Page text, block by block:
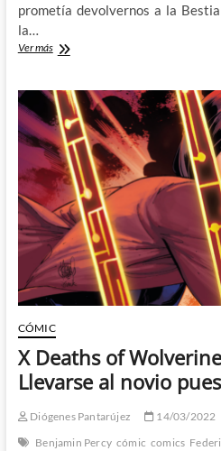
prometía devolvernos a la
la…
Ver másUn
y
apresurado
para
¿El
regreso
de
la
Bestia
clásica?
CÓMIC
X Deaths of
Llevarse al novio
Diógenes Pantarújez 14/03/2022
Benjamin Percy cómic comics